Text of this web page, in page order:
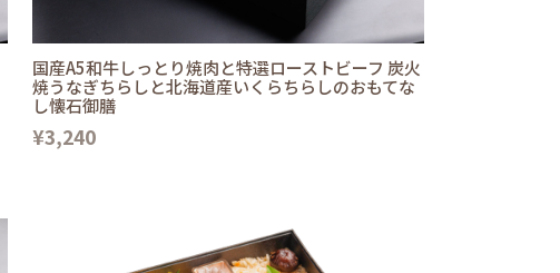
国産A5和牛しっとり焼肉と特選ローストビーフ 炭火
焼うなぎちらしと北海道産いくらちらしのおもてな
し懐石御膳
¥3,240